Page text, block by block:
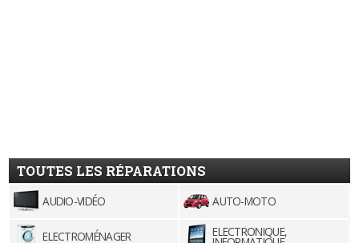
TOUTES LES RÉPARATIONS
AUDIO-VIDÉO AUTO-MOTO
ELECTROMÉNAGER ELECTRONIQUE,